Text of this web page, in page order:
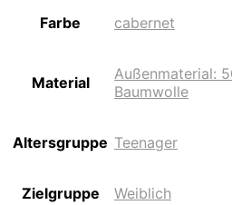
Farbe cabernet
Material
Außenmaterial:
Baumwolle
Altersgruppe Teenager
Zielgruppe Weiblich